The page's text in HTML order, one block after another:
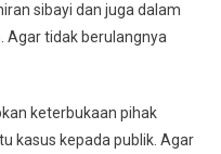
sibayi dan juga dalam
Agar tidak berulangnya
keterbukaan pihak
kasus kepada publik. Agar